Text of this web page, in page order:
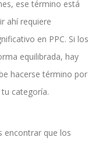
ese término está
ahí requiere
en PPC. Si los
equilibrada, hay
hacerse término por
categoría.
encontrar que los